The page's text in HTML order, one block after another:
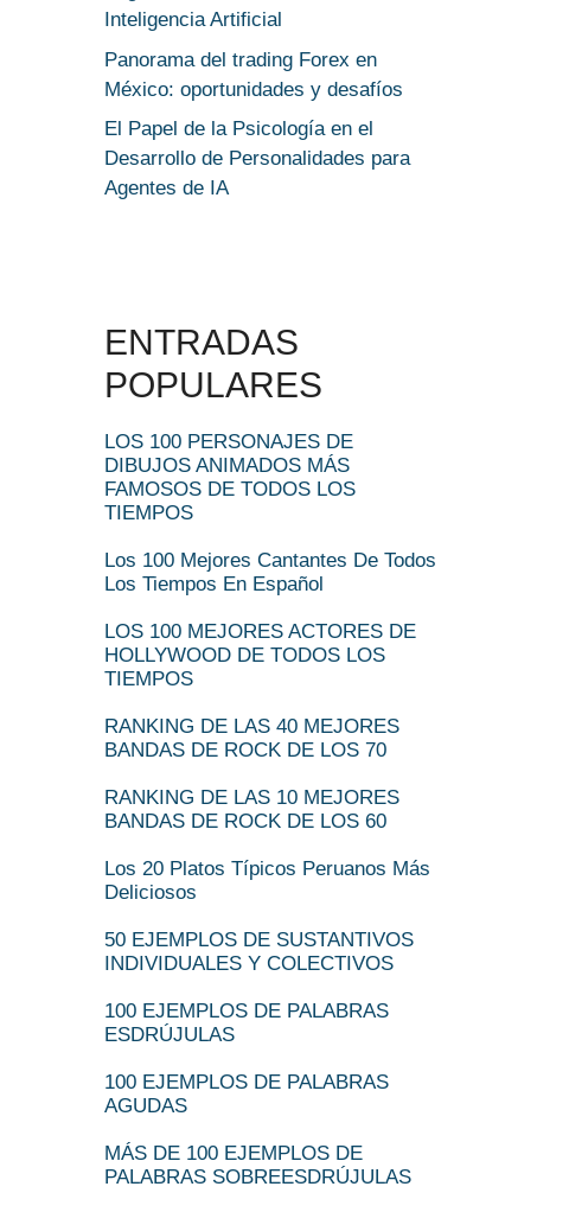
Inteligencia Artificial
Panorama del trading Forex en
México: oportunidades y desafíos
El Papel de la Psicología en el
Desarrollo de Personalidades para
Agentes de IA
ENTRADAS
POPULARES
LOS 100 PERSONAJES DE
DIBUJOS ANIMADOS MÁS
FAMOSOS DE TODOS LOS
TIEMPOS
Los 100 Mejores Cantantes De Todos
Los Tiempos En Español
LOS 100 MEJORES ACTORES DE
HOLLYWOOD DE TODOS LOS
TIEMPOS
RANKING DE LAS 40 MEJORES
BANDAS DE ROCK DE LOS 70
RANKING DE LAS 10 MEJORES
BANDAS DE ROCK DE LOS 60
Los 20 Platos Típicos Peruanos Más
Deliciosos
50 EJEMPLOS DE SUSTANTIVOS
INDIVIDUALES Y COLECTIVOS
100 EJEMPLOS DE PALABRAS
ESDRÚJULAS
100 EJEMPLOS DE PALABRAS
AGUDAS
MÁS DE 100 EJEMPLOS DE
PALABRAS SOBREESDRÚJULAS